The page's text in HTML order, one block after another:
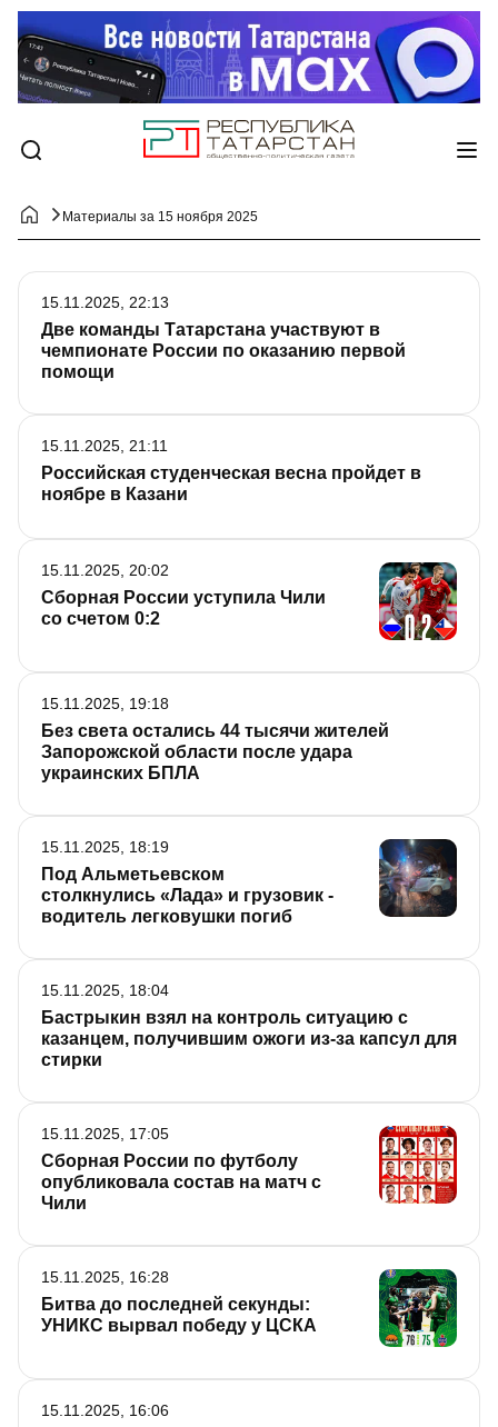
Материалы за 15 ноября 2025
Две команды Татарстана участвуют в
чемпионате России по оказанию первой
помощи
15.11.2025, 22:13
Российская студенческая весна пройдет в
ноябре в Казани
15.11.2025, 21:11
Сборная России уступила Чили
со счетом 0:2
15.11.2025, 20:02
Без света остались 44 тысячи жителей
Запорожской области после удара
украинских БПЛА
15.11.2025, 19:18
Под Альметьевском
столкнулись «Лада» и грузовик -
водитель легковушки погиб
15.11.2025, 18:19
Бастрыкин взял на контроль ситуацию с
казанцем, получившим ожоги из-за капсул для
стирки
15.11.2025, 18:04
Сборная России по футболу
опубликовала состав на матч с
Чили
15.11.2025, 17:05
Битва до последней секунды:
УНИКС вырвал победу у ЦСКА
15.11.2025, 16:28
15.11.2025, 16:06